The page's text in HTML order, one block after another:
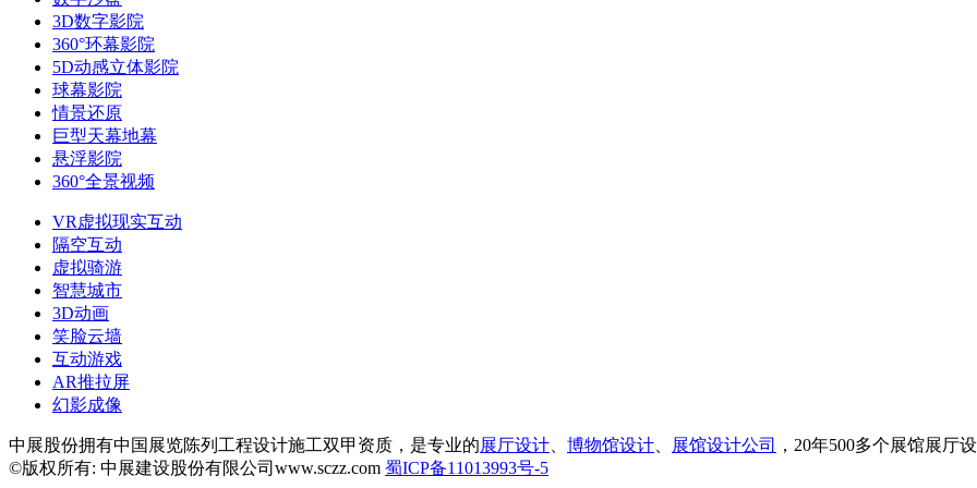
3D数字影院
360°环幕影院
5D动感立体影院
球幕影院
情景还原
巨型天幕地幕
悬浮影院
360°全景视频
VR虚拟现实互动
隔空互动
虚拟骑游
智慧城市
3D动画
笑脸云墙
互动游戏
AR推拉屏
幻影成像
中展股份拥有中国展览陈列工程设计施工双甲资质，是专业的展厅设计 博物馆设计 展馆设计公司
，20年500多个展馆展厅
©版权所有: 中展建设股份有限公司www.sczz.com 蜀ICP备11013993号-5